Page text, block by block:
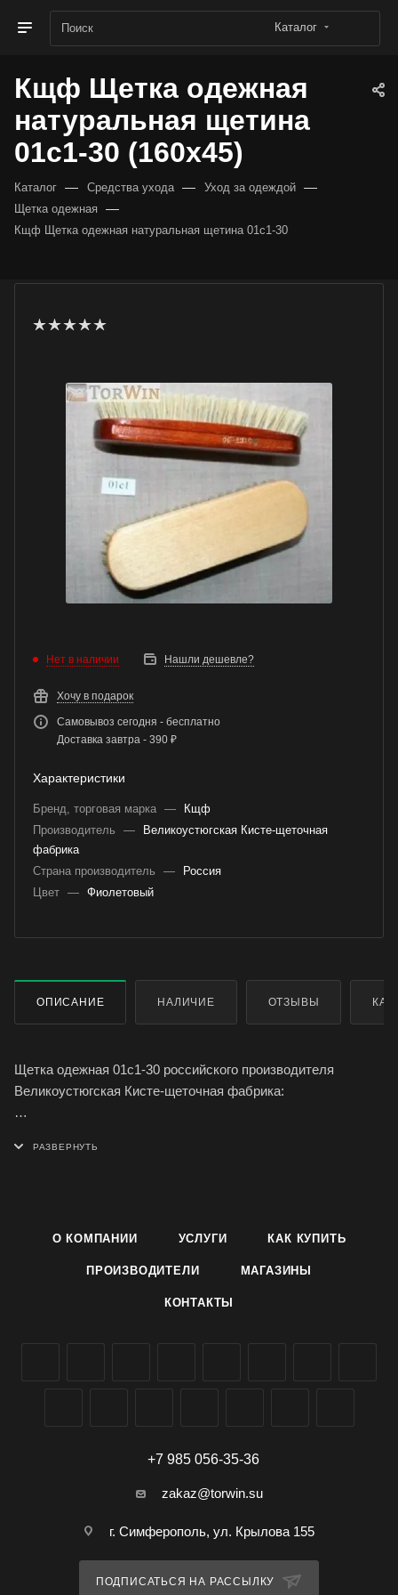
Каталог
Кщф Щетка одежная
натуральная щетина
01с1-30 (160х45)
Каталог — Средства ухода — Уход за одеждой —
Щетка одежная —
Кщф Щетка одежная натуральная щетина 01с1-30
Нет в наличии Нашли дешевле?
Хочу в подарок
Самовывоз сегодня - бесплатно
Доставка завтра - 390 ₽
Характеристики
Бренд, торговая марка —
Кщф
Производитель
—
Великоустюгская Кисте-щеточная
фабрика
Страна производитель
—
Россия
Цвет — Фиолетовый
ОПИСАНИЕ НАЛИЧИЕ ОТЗЫВЫ
Щетка одежная 01с1-30 российского производителя
Великоустюгская Кисте-щеточная фабрика:
- достаточно большая, удобная в пользовании
О КОМПАНИИ УСЛУГИ КАК КУПИТЬ
ПРОИЗВОДИТЕЛИ МАГАЗИНЫ
КОНТАКТЫ
+7 985 056-35-36
zakaz@torwin.su
г. Симферополь, ул. Крылова 155
ПОДПИСАТЬСЯ НА РАССЫЛКУ